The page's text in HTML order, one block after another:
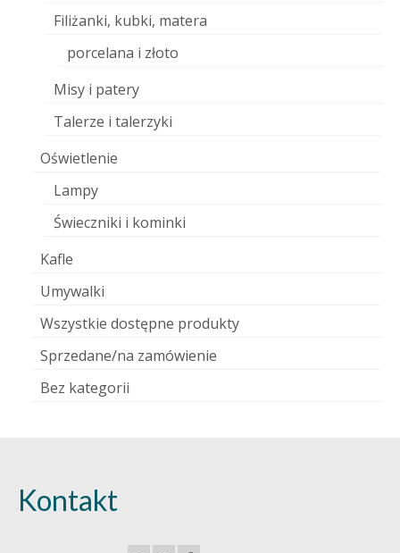
Filiżanki, kubki, matera
porcelana i złoto
Misy i patery
Talerze i talerzyki
Oświetlenie
Lampy
Świeczniki i kominki
Kafle
Umywalki
Wszystkie dostępne produkty
Sprzedane/na zamówienie
Bez kategorii
Kontakt